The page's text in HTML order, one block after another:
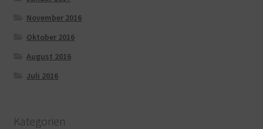
November 2016
Oktober 2016
August 2016
Juli 2016
Kategorien